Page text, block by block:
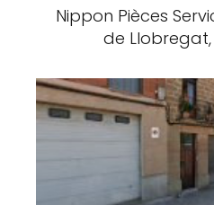
Nippon Pièces
de